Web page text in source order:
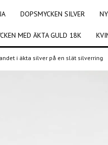
DOPSMYCKEN SILVER
MED ÄKTA GULD 18K
i äkta silver på en slät silverring